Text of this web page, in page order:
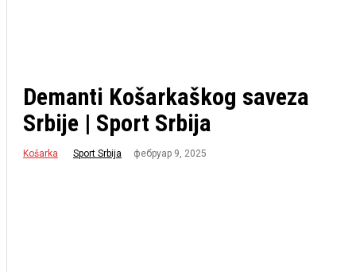
Demanti Košarkaškog saveza
Srbije | Sport Srbija
Košarka Sport Srbija фебруар 9, 2025